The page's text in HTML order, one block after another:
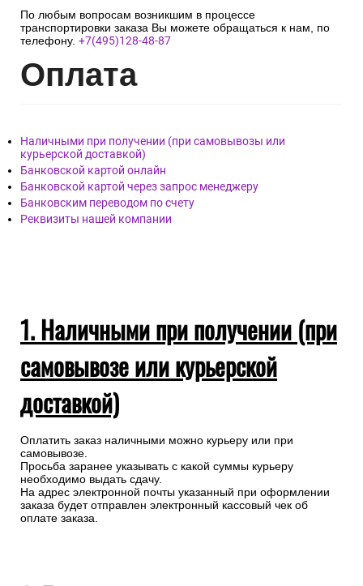
По любым вопросам возникшим в процессе
транспортировки заказа Вы можете обращаться к нам, по
телефону. +7(495)128-48-87
Оплата
Наличными при получении (при самовывозы или
курьерской доставкой)
Банковской картой онлайн
Банковской картой через запрос менеджеру
Банковским переводом по счету
Реквизиты нашей компании
1. Наличными при получении (при
самовывозе или курьерской
доставкой)
Оплатить заказ наличными можно курьеру или при
самовывозе.
Просьба заранее указывать с какой суммы курьеру
необходимо выдать сдачу.
На адрес электронной почты указанный при оформлении
заказа будет отправлен электронный кассовый чек об
оплате заказа.